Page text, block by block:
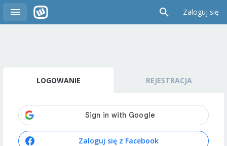
Zaloguj się
LOGOWANIE REJESTRACJA
Zaloguj się z Facebook